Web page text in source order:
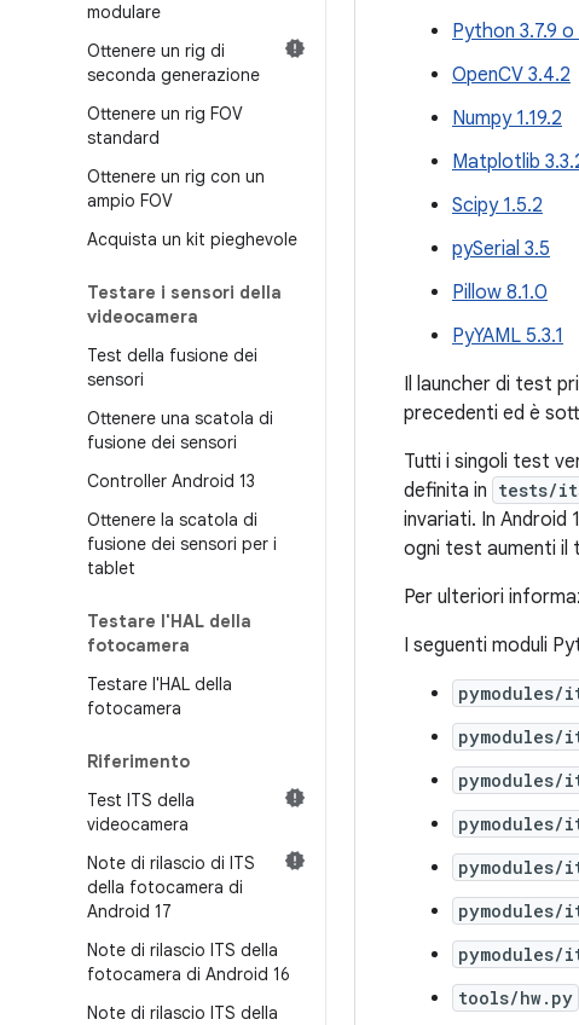
modulare
Ottenere un rig di
seconda generazione
Ottenere un rig FOV
standard
Ottenere un rig con un
ampio FOV
Acquista un kit pieghevole
Testare i sensori della
videocamera
Test della fusione dei
sensori
Ottenere una scatola di
fusione dei sensori
Controller Android 13
Ottenere la scatola di
fusione dei sensori per i
tablet
Testare l'HAL della
fotocamera
Testare l'HAL della
fotocamera
Riferimento
Test ITS della
videocamera
Note di rilascio di ITS
della fotocamera di
Android 17
Note di rilascio ITS della
fotocamera di Android 16
Note di rilascio ITS della
Python 3.7.9
OpenCV 3.4.2
Numpy 1.19.2
Matplotlib
Scipy 1.5.2
pySerial 3.5
Pillow 8.1.0
PyYAML 5.3.1
Il launcher di test
precedenti ed è
Tutti i singoli test
definita in tests/
invariati. In Android
ogni test aumenti il
Per ulteriori
I seguenti moduli
pymodules/
pymodules/
tools/hw.py